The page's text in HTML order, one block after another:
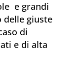
e grandi
delle giuste
di
e di alta